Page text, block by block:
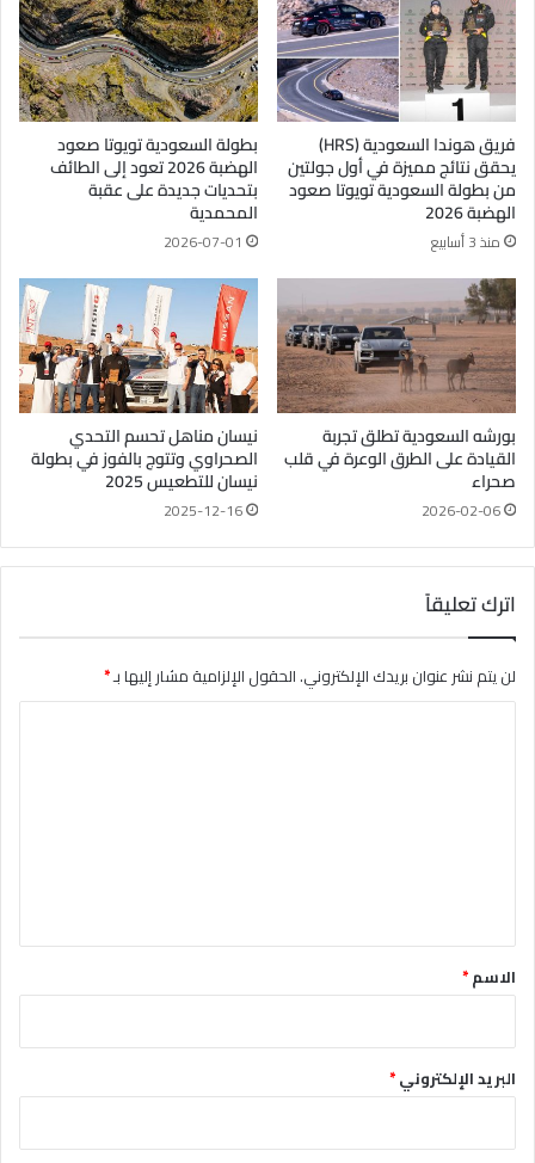
فريق هوندا السعودية (HRS)
يحقق نتائج مميزة في أول جولتين
من بطولة السعودية تويوتا صعود
الهضبة 2026
منذ 3 أسابيع
بطولة السعودية تويوتا صعود
الهضبة 2026 تعود إلى الطائف
بتحديات جديدة على عقبة
المحمدية
2026-07-01
بورشه السعودية تطلق تجربة
القيادة على الطرق الوعرة في قلب
صحراء
2026-02-06
نيسان مناهل تحسم التحدي
الصحراوي وتتوج بالفوز في بطولة
نيسان للتطعيس 2025
2025-12-16
اترك تعليقاً
لن يتم نشر عنوان بريدك الإلكتروني.الحقول الإلزامية مشار إليها بـ*
*الاسم*
البريد الإلكتروني*